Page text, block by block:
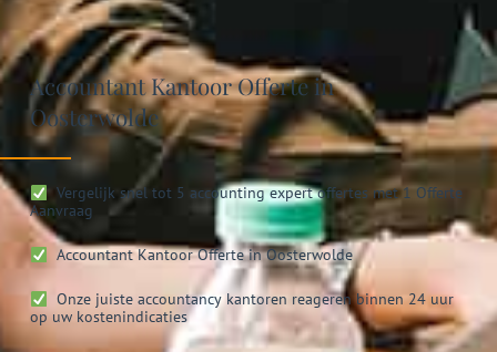
Accountant Kantoor Offerte in
Oosterwolde
Vergelijk snel tot 5 accounting expert offertes met 1 Offerte
Aanvraag
Accountant KantoorOfferte in Oosterwolde
Onze juiste accountancy kantoren reageren binnen 24 uur
op uw kostenindicaties